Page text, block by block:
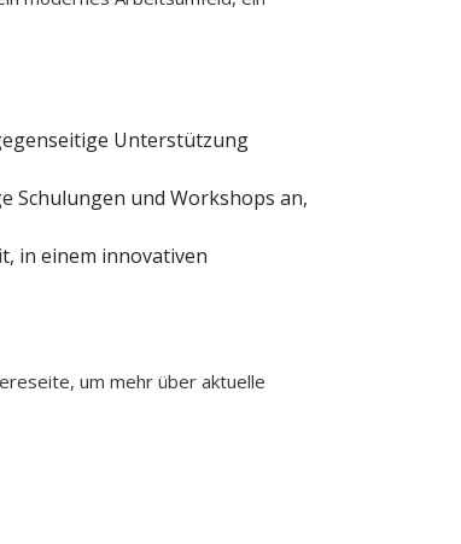
Unterstützung
Schulungen und Workshops an,
in einem innovativen
um mehr über aktuelle